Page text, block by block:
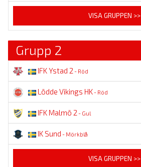
VISA GRUPPEN >>
Grupp 2
IFK Ystad 2 - Röd
Lödde Vikings HK- Röd
IFK Malmö 2 - Gul
IK Sund - Mörkblå
VISA GRUPPEN >>